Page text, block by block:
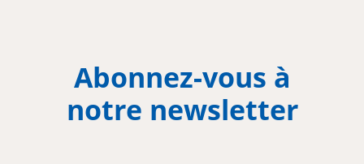
Abonnez-vous à
notre newsletter